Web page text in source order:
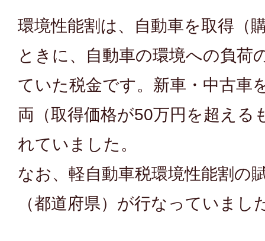
環境性能割は、自動車を取得（
ときに、自動車の環境への負荷
ていた税金です。新車・中古車
両（取得価格が50万円を超える
れていました。
なお、軽自動車税環境性能割の
（都道府県）が行なっていまし